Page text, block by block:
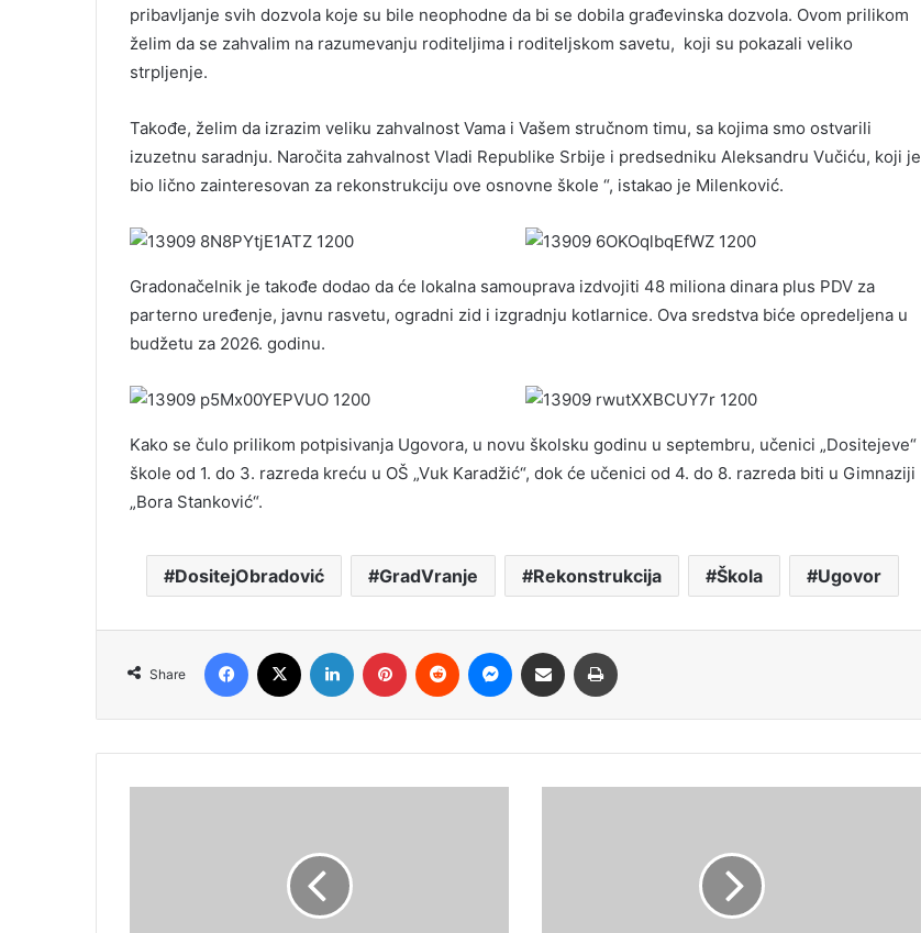
pribavljanje svih dozvola koje su bile neophodne da bi se dobila građevinska dozvola. Ovom prilikom
želim da se zahvalim na razumevanju roditeljima i roditeljskom savetu, koji su pokazali veliko
strpljenje.
Takođe, želim da izrazim veliku zahvalnost Vama i Vašem stručnom timu, sa kojima smo ostvarili
izuzetnu saradnju. Naročita zahvalnost Vladi Republike Srbije i predsedniku Aleksandru Vučiću, koji je
bio lično zainteresovan za rekonstrukciju ove osnovne škole “, istakao je Milenković.
Gradonačelnik je takođe dodao da će lokalna samouprava izdvojiti 48 miliona dinara plus PDV za
parterno uređenje, javnu rasvetu, ogradni zid i izgradnju kotlarnice. Ova sredstva biće opredeljena u
budžetu za 2026. godinu.
Kako se čulo prilikom potpisivanja Ugovora, u novu školsku godinu u septembru, učenici „Dositejeve“
škole od 1. do 3. razreda kreću u OŠ „Vuk Karadžić“, dok će učenici od 4. do 8. razreda biti u Gimnaziji
„Bora Stanković“.
DositejObradović GradVranje Rekonstrukcija Škola Ugovor
Share
Facebook LinkedIn Pinterest Reddit Messenger
Share via Email